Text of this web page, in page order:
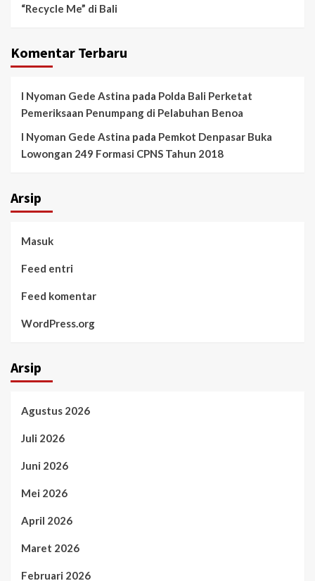
“Recycle Me” di Bali
Komentar Terbaru
I Nyoman Gede Astina pada Polda Bali Perketat
Pemeriksaan Penumpang di Pelabuhan Benoa
I Nyoman Gede Astina pada Pemkot Denpasar Buka
Lowongan 249 Formasi CPNS Tahun 2018
Arsip
Masuk
Feed entri
Feed komentar
WordPress.org
Arsip
Agustus 2026
Juli 2026
Juni 2026
Mei 2026
April 2026
Maret 2026
Februari 2026